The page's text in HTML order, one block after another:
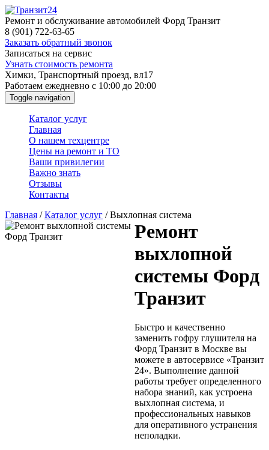
Перейти
к
основному
содержанию
Ремонт и обслуживание автомобилей Форд Транзит
8 (901) 722-63-65
Заказать обратный звонок
Записаться на сервис
Узнать стоимость ремонта
Химки, Транспортный проезд, вл17
Работаем ежедневно с 10:00 до 20:00
Toggle navigation
Каталог услуг
Главная
О нашем техцентре
Цены на ремонт и ТО
Ваши привилегии
Важно знать
Отзывы
Контакты
Главная /Каталог услуг /Выхлопная система
Ремонт
выхлопной
системы Форд
Транзит
Быстро и качественно
заменить гофру глушителя на
Форд Транзит в Москве вы
можете в автосервисе «Транзит
24». Выполнение данной
работы требует определенного
набора знаний, как устроена
выхлопная система, и
профессиональных навыков
для оперативного устранения
неполадки.